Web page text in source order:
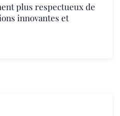
plus respectueux de
innovantes et